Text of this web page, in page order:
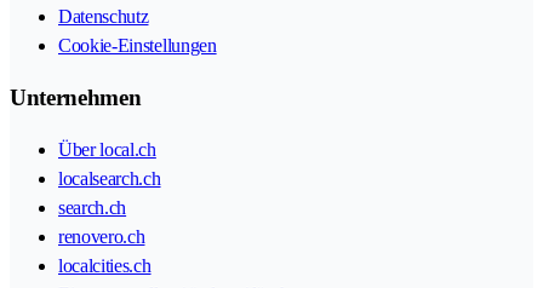
Datenschutz
Cookie-Einstellungen
Unternehmen
Über local.ch
localsearch.ch
search.ch
renovero.ch
localcities.ch